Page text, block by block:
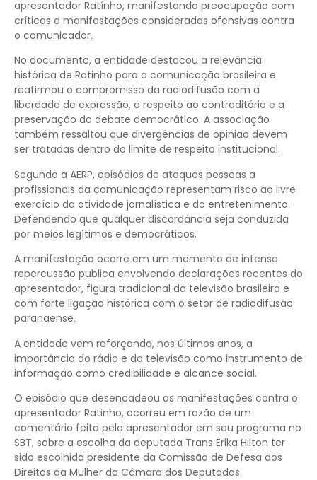
apresentador Ratínho, manifestando preocupação com
críticas e manifestações consideradas ofensivas contra
o comunicador.
No documento, a entidade destacou a relevância
histórica de Ratinho para a comunicação brasileira e
reafirmou o compromisso da radiodifusão com a
liberdade de expressão, o respeito ao contraditório e a
preservação do debate democrático. A associação
também ressaltou que divergências de opinião devem
ser tratadas dentro do limite de respeito institucional.
Segundo a AERP, episódios de ataques pessoas a
profissionais da comunicação representam risco ao livre
exercício da atividade jornalística e do entretenimento.
Defendendo que qualquer discordância seja conduzida
por meios legítimos e democráticos.
A manifestação ocorre em um momento de intensa
repercussão publica envolvendo declarações recentes do
apresentador, figura tradicional da televisão brasileira e
com forte ligação histórica com o setor de radiodifusão
paranaense.
A entidade vem reforçando, nos últimos anos, a
importância do rádio e da televisão como instrumento de
informação como credibilidade e alcance social.
O episódio que desencadeou as manifestações contra o
apresentador Ratinho, ocorreu em razão de um
comentário feito pelo apresentador em seu programa no
SBT, sobre a escolha da deputada Trans Erika Hilton ter
sido escolhida presidente da Comissão de Defesa dos
Direitos da Mulher da Câmara dos Deputados.